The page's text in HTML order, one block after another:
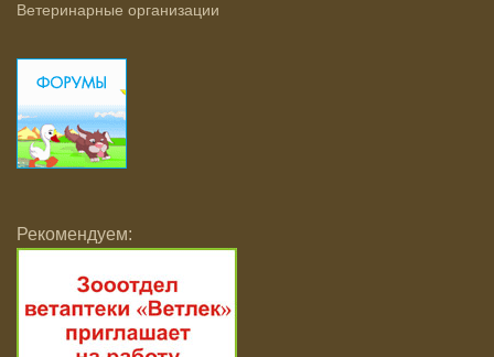
Ветеринарные организации
Рекомендуем: